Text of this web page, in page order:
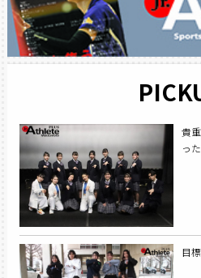
貴
っ
目